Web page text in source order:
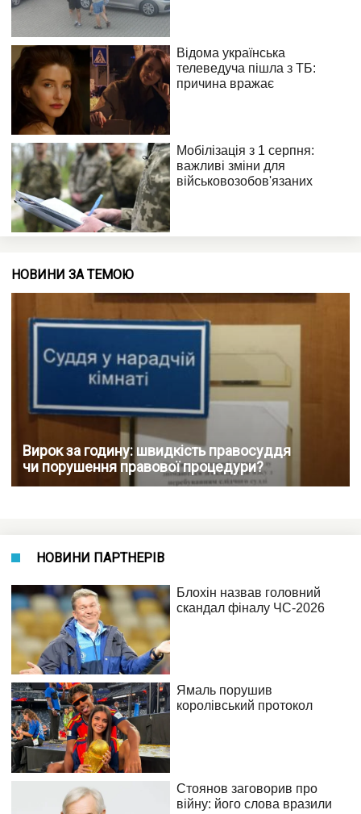
НОВИНИ ЗА ТЕМОЮ
Вирок за годину: швидкість правосуддя
чи порушення правової процедури?
НОВИНИ ПАРТНЕРІВ